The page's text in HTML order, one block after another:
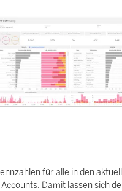
für alle in den
Damit lassen sich